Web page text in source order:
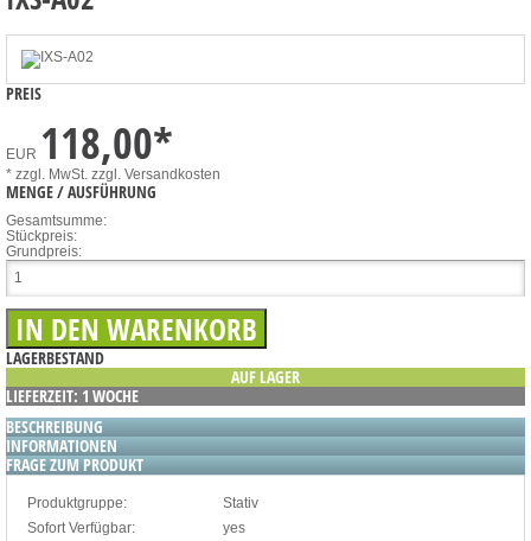
PREIS
EUR 118,00*
* zzgl. MwSt. zzgl. Versandkosten
MENGE / AUSFÜHRUNG
Gesamtsumme:
Stückpreis:
Grundpreis:
LAGERBESTAND
AUF LAGER
LIEFERZEIT: 1 WOCHE
BESCHREIBUNG
INFORMATIONEN
FRAGE ZUM PRODUKT
Produktgruppe:
Stativ
Sofort Verfügbar:
yes